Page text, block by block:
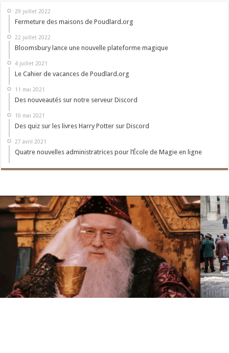
29 juillet 2022
Fermeture des maisons de Poudlard.org
22 juillet 2022
Bloomsbury lance une nouvelle plateforme magique
4 juillet 2021
Le Cahier de vacances de Poudlard.org
11 mai 2021
Des nouveautés sur notre serveur Discord
10 mai 2021
Des quiz sur les livres Harry Potter sur Discord
27 avril 2021
Quatre nouvelles administratrices pour l’École de Magie en ligne